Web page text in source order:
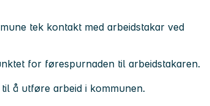
tek kontakt med arbeidstakar ved
for førespurnaden til arbeidstakaren.
å utføre arbeid i kommunen.